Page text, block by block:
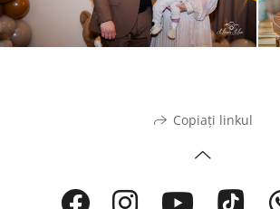
Copiați linkul